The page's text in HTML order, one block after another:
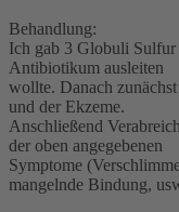
Behandlung:
Ich gab 3 Globuli Sulfur
Antibiotikum ausleiten
wollte. Danach
und der Ekzeme.
Anschließend
der oben angegebenen
Symptome
mangelnde Bindung,